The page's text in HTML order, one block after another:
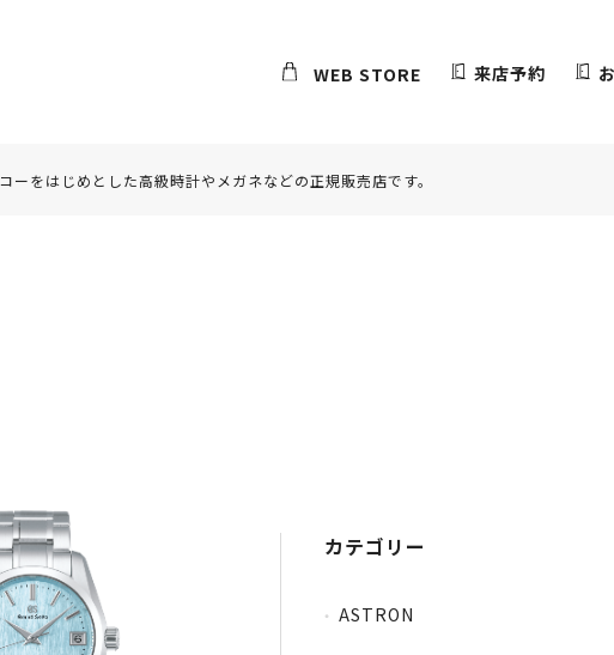
WEB STORE 来店予約
をはじめとした高級時計やメガネなどの正規販売店です。
カテゴリー
ASTRON